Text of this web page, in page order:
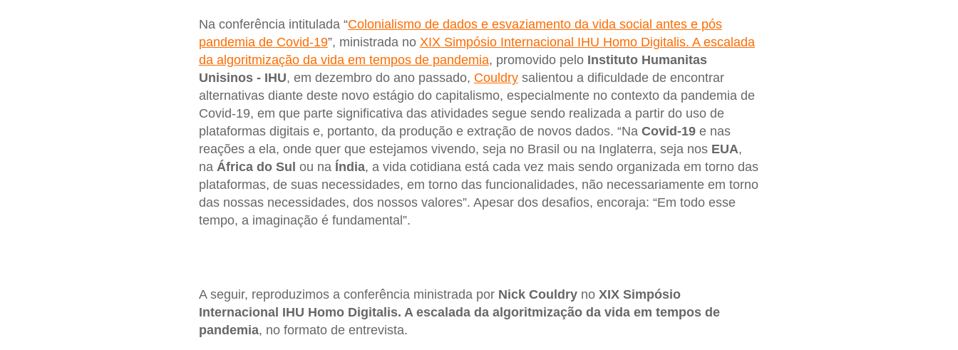
Na conferência intitulada “Colonialismo de dados e esvaziamento da vida social antes e pós
pandemia de Covid-19”, ministrada no XIX Simpósio Internacional IHU Homo Digitalis. A escalada
da algoritmização da vida em tempos de pandemia, promovido pelo Instituto Humanitas
Unisinos - IHU, em dezembro do ano passado, Couldrysalientou a dificuldade de encontrar
alternativas diante deste novo estágio do capitalismo, especialmente no contexto da pandemia de
Covid-19, em que parte significativa das atividades segue sendo realizada a partir do uso de
plataformas digitais e, portanto, da produção e extração de novos dados. “Na Covid-19e nas
reações a ela, onde quer que estejamos vivendo, seja no Brasil ou na Inglaterra, seja nos EUA,
na África do Sul ou na Índia, a vida cotidiana está cada vez mais sendo organizada em torno das
plataformas, de suas necessidades, em torno das funcionalidades, não necessariamente em torno
das nossas necessidades, dos nossos valores”. Apesar dos desafios, encoraja: “Em todo esse
tempo, a imaginação é fundamental”.
A seguir, reproduzimos a conferência ministrada por Nick Couldryno XIX Simpósio
Internacional IHU Homo Digitalis. A escalada da algoritmização da vida em tempos de
pandemia, no formato de entrevista.